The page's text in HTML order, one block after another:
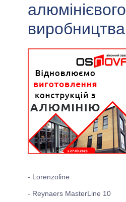
алюмінієвого
виробництва
- Lorenzoline
- Reynaers MasterLine 10